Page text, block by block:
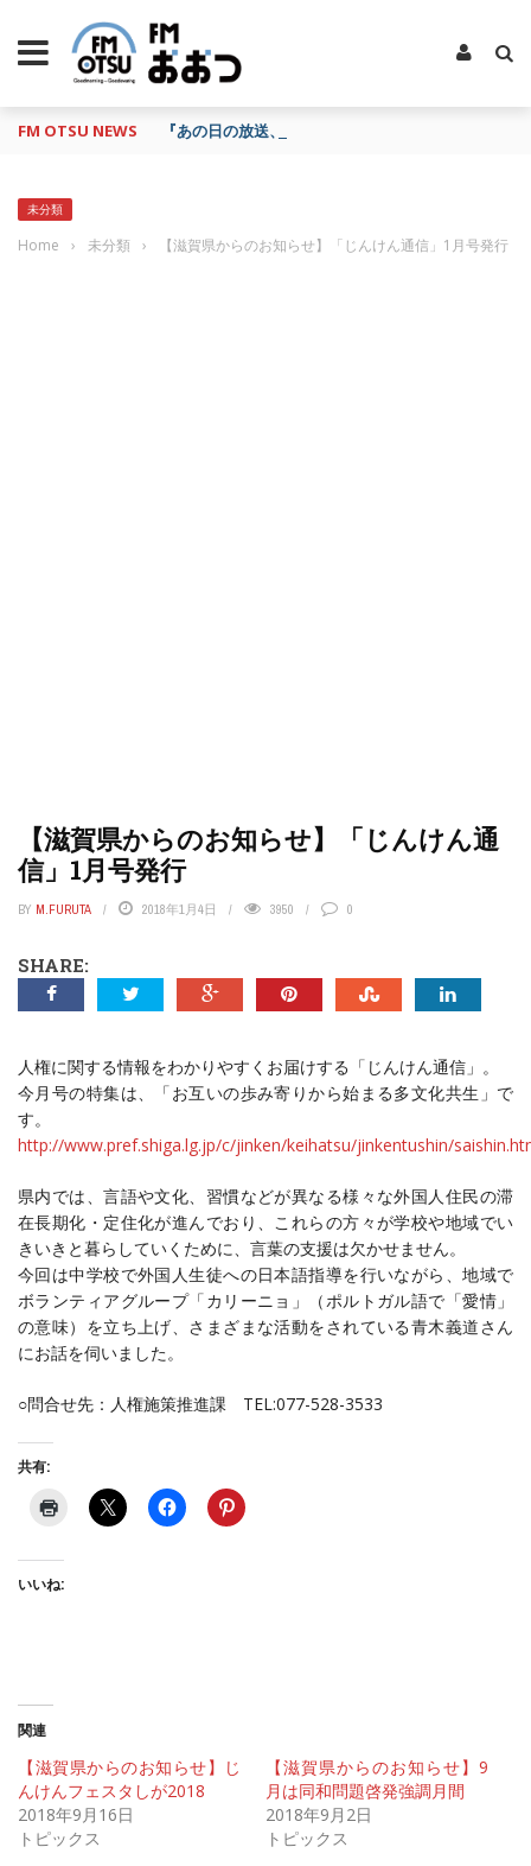
FM OTSU NEWS 『あの日の放送、もう一度聴きたいな…』にお応え
未分類
Home › 未分類 › 【滋賀県からのお知らせ】「じんけん通信」1月号発行
【滋賀県からのお知らせ】「じんけん通
信」1月号発行
BY M.FURUTA 2018年1月4日 3950 0
SHARE:
人権に関する情報をわかりやすくお届けする「じんけん通信」。
今月号の特集は、「お互いの歩み寄りから始まる多文化共生」で
す。
http://www.pref.shiga.lg.jp/c/jinken/keihatsu/jinkentushin/
県内では、言語や文化、習慣などが異なる様々な外国人住民の滞
在長期化・定住化が進んでおり、これらの方々が学校や地域でい
きいきと暮らしていくために、言葉の支援は欠かせません。
今回は中学校で外国人生徒への日本語指導を行いながら、地域で
ボランティアグループ「カリーニョ」（ポルトガル語で「愛情」
の意味）を立ち上げ、さまざまな活動をされている青木義道さん
にお話を伺いました。
○問合せ先：人権施策推進課 TEL:077-528-3533
共有:
いいね:
関連
【滋賀県からのお知らせ】じ
んけんフェスタしが2018
2018年9月16日
トピックス
【滋賀県からのお知らせ】9
月は同和問題啓発強調月間
2018年9月2日
トピックス